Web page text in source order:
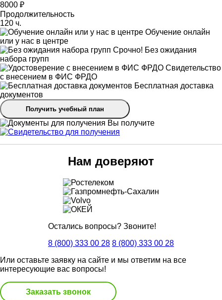
8000 ₽
Продолжительность
120 ч.
Обучение онлайн
или у нас в центре
Срочно! Без ожидания
набора групп
Свидетельство
с внесением в ФИС ФРДО
Бесплатная доставка
документов
Получить учебный план
Вы получите
Нам доверяют
Остались вопросы? Звоните!
8 (800) 333 00 28 8 (800) 333 00 28
Или оставьте заявку на сайте и мы ответим на все
интересующие вас вопросы!
Заказать звонок